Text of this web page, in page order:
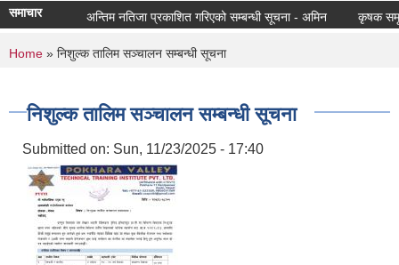
समाचार अन्तिम नतिजा प्रकाशित गरिएको सम्बन्धी सूचना - अमिन कृषक समूह
You are here
Home » निशुल्क तालिम सञ्चालन सम्बन्धी सूचना
निशुल्क तालिम सञ्चालन सम्बन्धी सूचना
Submitted on: Sun, 11/23/2025 - 17:40